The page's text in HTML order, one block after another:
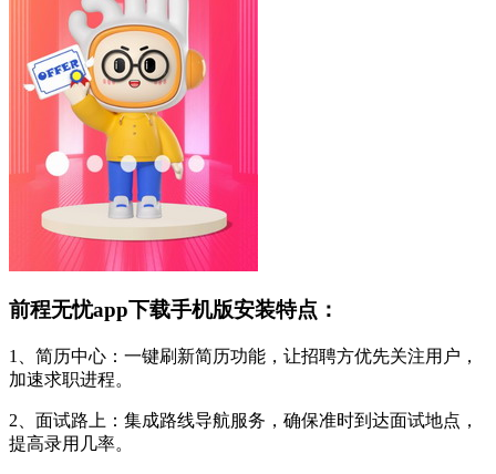
前程无忧app下载手机版安装特点：
1、简历中心：一键刷新简历功能，让招聘方优先关注用户，
加速求职进程。
2、面试路上：集成路线导航服务，确保准时到达面试地点，
提高录用几率。